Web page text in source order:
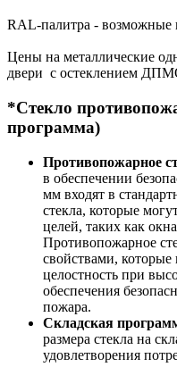
RAL-палитра - возможные
Цены на металлические
двери с остеклением
*Стекло
программа)
Противопожарное
в обеспечении
мм входят в
стекла, которые
целей, таких как
Противопожарное
свойствами, которые
целостность при
обеспечения
пожара.
Складская
размера стекла на
удовлетворения